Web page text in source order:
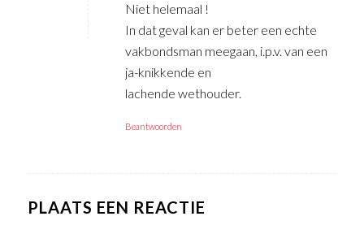
Niet helemaal !
In dat geval kan er beter een echte
vakbondsman meegaan, i.p.v. van een
ja-knikkende en
lachende wethouder.
Beantwoorden
PLAATS EEN REACTIE